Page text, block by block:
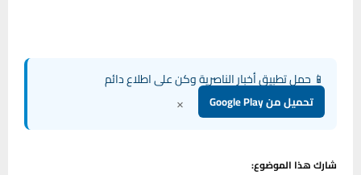
📱 حمل تطبيق أخبار الناصرية وكن على اطلاع دائم
تحميل من Google Play ×
شارك هذا الموضوع: